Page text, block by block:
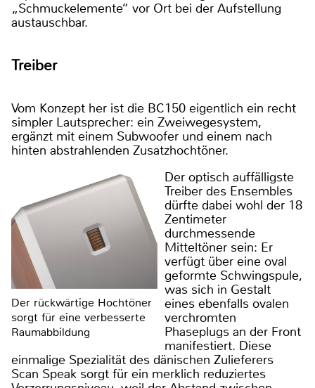
„Schmuckelemente“ vor Ort bei der Aufstellung
austauschbar.
Treiber
Vom Konzept her ist die BC150 eigentlich ein recht
simpler Lautsprecher: ein Zweiwegesystem,
ergänzt mit einem Subwoofer und einem nach
hinten abstrahlenden Zusatzhochtöner.
Der rückwärtige Hochtöner
sorgt für eine verbesserte
Raumabbildung
Der optisch auffälligste
Treiber des Ensembles
dürfte dabei wohl der 18
Zentimeter
durchmessende
Mitteltöner sein: Er
verfügt über eine oval
geformte Schwingspule,
was sich in Gestalt
eines ebenfalls ovalen
verchromten
Phaseplugs an der Front
manifestiert. Diese
einmalige Spezialität des dänischen Zulieferers
Scan Speak sorgt für ein merklich reduziertes